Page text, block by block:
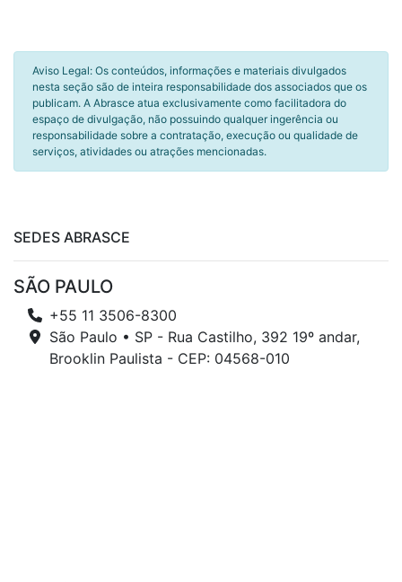
Aviso Legal: Os conteúdos, informações e materiais divulgados
nesta seção são de inteira responsabilidade dos associados que os
publicam. A Abrasce atua exclusivamente como facilitadora do
espaço de divulgação, não possuindo qualquer ingerência ou
responsabilidade sobre a contratação, execução ou qualidade de
serviços, atividades ou atrações mencionadas.
SEDES ABRASCE
SÃO PAULO
+55 11 3506-8300
São Paulo • SP - Rua Castilho, 392 19º andar,
Brooklin Paulista - CEP: 04568-010